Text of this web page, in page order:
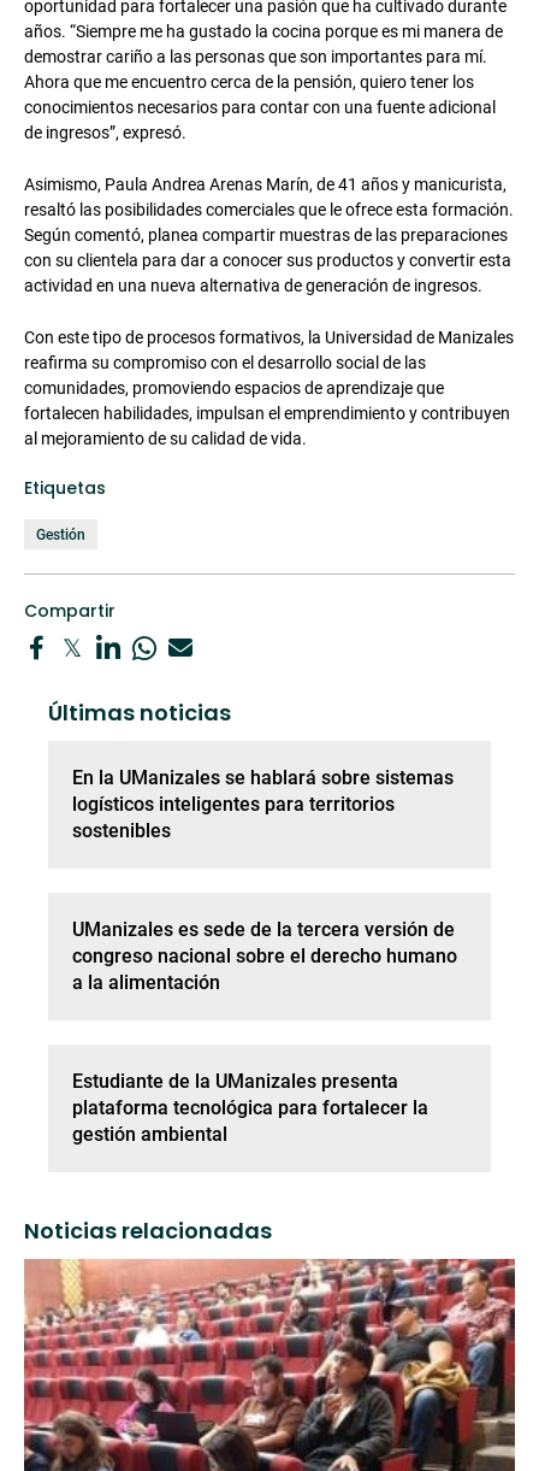
oportunidad para fortalecer una pasión que ha cultivado durante
años. “Siempre me ha gustado la cocina porque es mi manera de
demostrar cariño a las personas que son importantes para mí.
Ahora que me encuentro cerca de la pensión, quiero tener los
conocimientos necesarios para contar con una fuente adicional
de ingresos”, expresó.
Asimismo, Paula Andrea Arenas Marín, de 41 años y manicurista,
resaltó las posibilidades comerciales que le ofrece esta formación.
Según comentó, planea compartir muestras de las preparaciones
con su clientela para dar a conocer sus productos y convertir esta
actividad en una nueva alternativa de generación de ingresos.
Con este tipo de procesos formativos, la Universidad de Manizales
reafirma su compromiso con el desarrollo social de las
comunidades, promoviendo espacios de aprendizaje que
fortalecen habilidades, impulsan el emprendimiento y contribuyen
al mejoramiento de su calidad de vida.
Etiquetas
Gestión
Compartir
Últimas noticias
En la UManizales se hablará sobre sistemas
logísticos inteligentes para territorios
sostenibles
UManizales es sede de la tercera versión de
congreso nacional sobre el derecho humano
a la alimentación
Estudiante de la UManizales presenta
plataforma tecnológica para fortalecer la
gestión ambiental
Noticias relacionadas